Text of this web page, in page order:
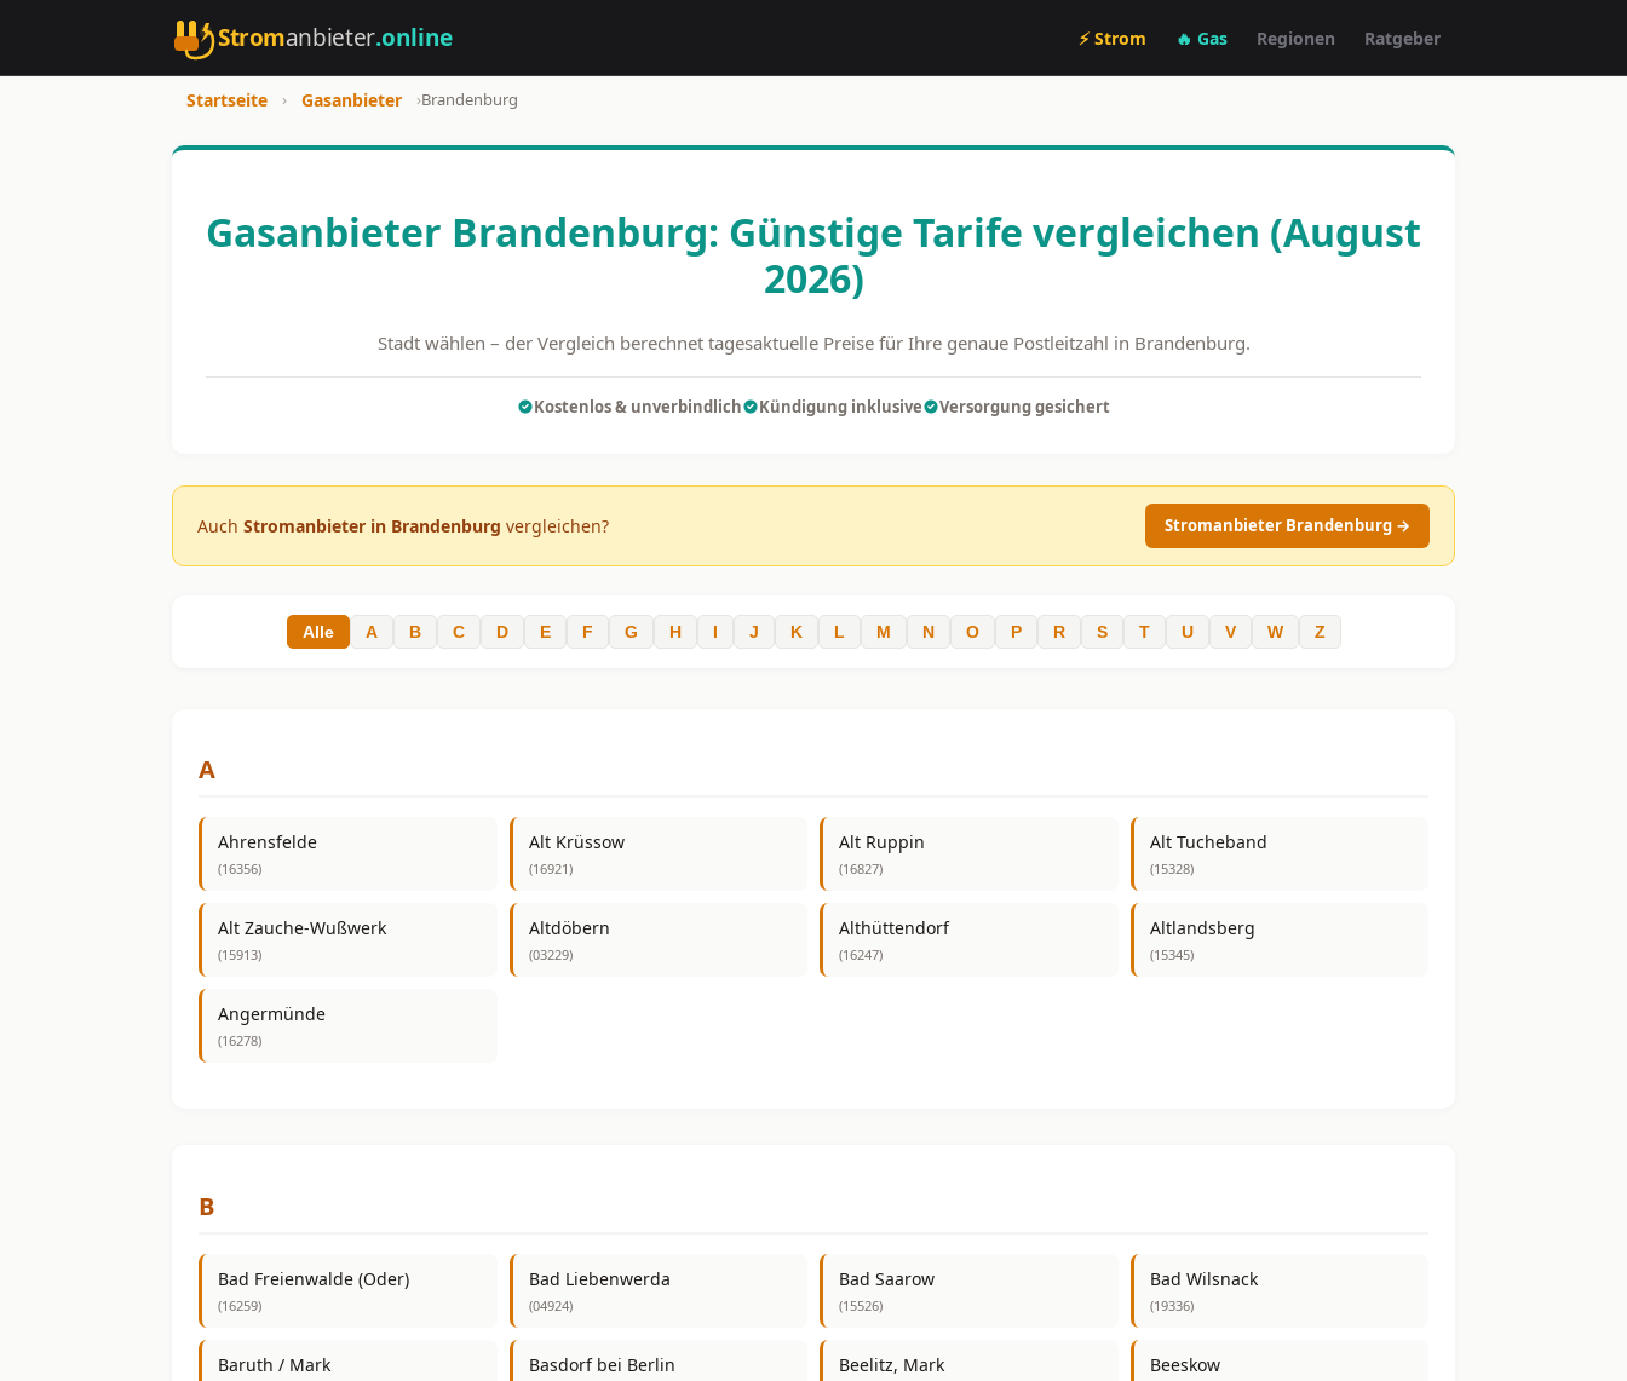
Stromanbieter.online ⚡ Strom 🔥 Gas Regionen Ratgeber
Startseite › Gasanbieter ›Brandenburg
Gasanbieter Brandenburg: Günstige Tarife vergleichen (August
2026)
Stadt wählen – der Vergleich berechnet tagesaktuelle Preise für Ihre genaue Postleitzahl in Brandenburg.
Kostenlos & unverbindlich Kündigung inklusive Versorgung gesichert
Auch Stromanbieter in Brandenburg vergleichen? Stromanbieter Brandenburg →
Alle A B C D E F G H I J K L M N O P R S T U V W Z
A
Ahrensfelde
(16356)
Alt Krüssow
(16921)
Alt Ruppin
(16827)
Alt Tucheband
(15328)
Alt Zauche-Wußwerk
(15913)
Altdöbern
(03229)
Althüttendorf
(16247)
Altlandsberg
(15345)
Angermünde
(16278)
B
Bad Freienwalde (Oder)
(16259)
Bad Liebenwerda
(04924)
Bad Saarow
(15526)
Bad Wilsnack
(19336)
Baruth / Mark Basdorf bei Berlin Beelitz, Mark Beeskow